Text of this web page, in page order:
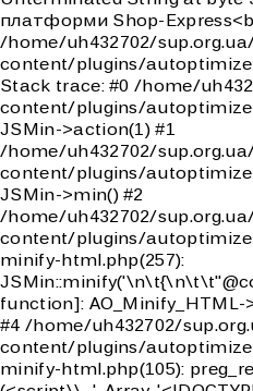
платформи Shop-
/home/uh432702/
content/plugins/
Stack trace: #0 /home/
content/plugins/
JSMin->action(1) #1
/home/uh432702/
content/plugins/
JSMin->min() #2
/home/uh432702/
content/plugins/
minify-html.php(257):
function]: AO_Minify_HTML-
#4 /home/uh432702/
content/plugins/
minify-html.php(105):